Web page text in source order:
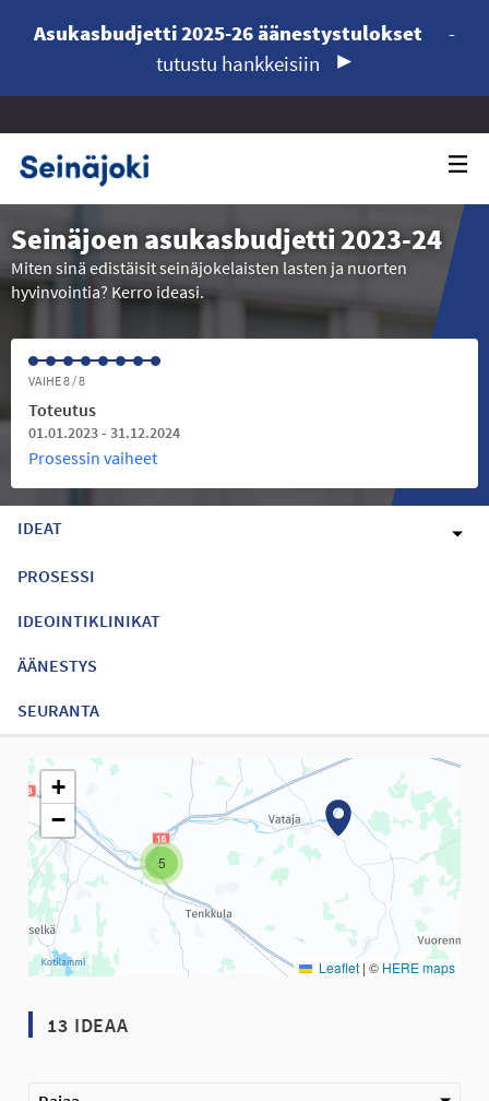
Asukasbudjetti 2025-26 äänestystulokset
-
tutustu hankkeisiin
Seinäjoen asukasbudjetti 2023-24
Miten sinä edistäisit seinäjokelaisten lasten ja nuorten
hyvinvointia? Kerro ideasi.
VAIHE 8 / 8
Toteutus
01.01.2023 - 31.12.2024
Prosessin vaiheet
IDEAT
PROSESSI
IDEOINTIKLINIKAT
ÄÄNESTYS
SEURANTA
Seuraavassa elementissä on kartta, joka esittää tämän sivun
5
+
−
Leaflet | © HERE maps
13 IDEAA